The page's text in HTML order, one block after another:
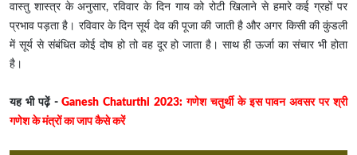
वास्तु शास्त्र के अनुसार, रविवार के दिन गाय को रोटी खिलाने से हमारे कई ग्रहों पर
प्रभाव पड़ता है। रविवार के दिन सूर्य देव की पूजा की जाती है और अगर किसी की कुंडली
में सूर्य से संबंधित कोई दोष हो तो वह दूर हो जाता है। साथ ही ऊर्जा का संचार भी होता
है।
यह भी पढ़ें -Ganesh Chaturthi 2023: गणेश चतुर्थी के इस पावन अवसर पर श्री
गणेश के मंत्रों का जाप कैसे करें